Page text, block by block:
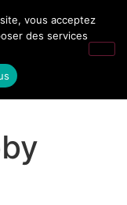
vous acceptez
des services